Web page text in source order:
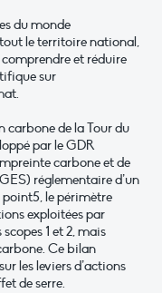
du monde
le territoire national,
et réduire
sur
carbone de la Tour du
par le GDR
carbone et de
réglementaire d’un
le périmètre
exploitées par
1 et 2, mais
Ce bilan
les leviers d’actions
de serre.